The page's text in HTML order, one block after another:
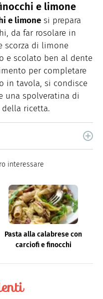
e limone
e limone si prepara
da far rosolare in
scorza di limone
e scolato ben al dente
per completare
in tavola, si condisce
una spolveratina di
della ricetta.
spiegate passo passo.
interessare
Pasta alla calabrese con
carciofi e finocchi